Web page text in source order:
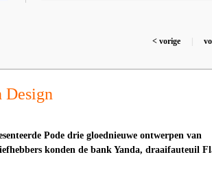
< vorige
Design
Pode drie gloednieuwe ontwerpen van
konden de bank Yanda, draaifauteuil